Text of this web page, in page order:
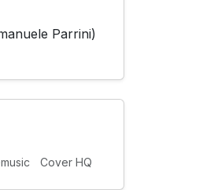
Parrini)
Cover HQ